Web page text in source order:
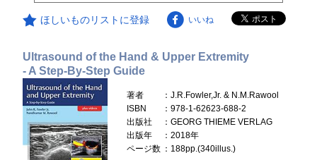
ほしいものリストに登録 いいね
Ultrasound of the Hand & Upper Extremity
- A Step-By-Step Guide
著者
：J.R.Fowler,Jr. & N.M.Rawool
ISBN
：978-1-62623-688-2
出版社
：GEORG THIEME VERLAG
出版年
：2018年
ページ数 ：188pp.(340illus.)